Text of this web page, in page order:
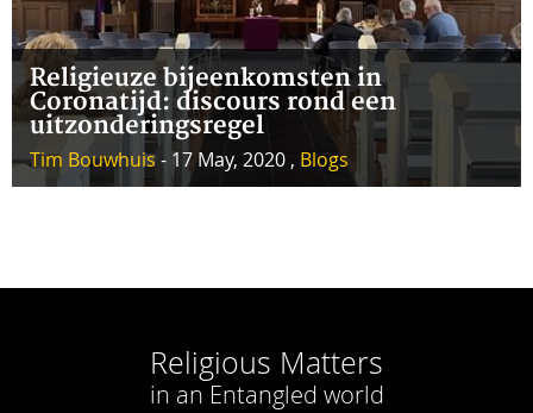
Religieuze bijeenkomsten in
Coronatijd: discours rond een
uitzonderingsregel
Tim Bouwhuis- 17 May, 2020 , Blogs
Religious Matters
in an Entangled world